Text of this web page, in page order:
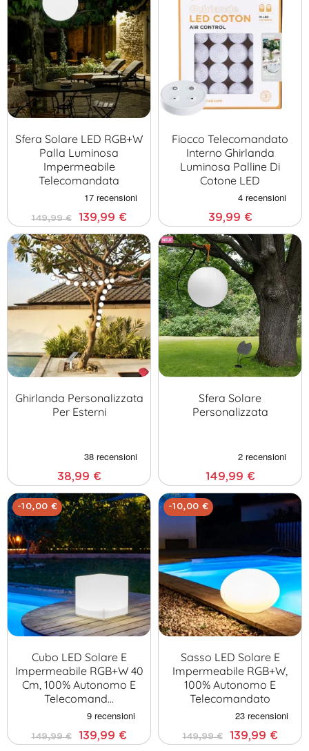
Sfera Solare LED RGB+W
Palla Luminosa
Impermeabile
Telecomandata
149,99 € 139,99 €
Fiocco Telecomandato
Interno Ghirlanda
Luminosa Palline Di
Cotone LED
39,99 €
Ghirlanda Personalizzata
Per Esterni
38,99 €
Sfera Solare
Personalizzata
149,99 €
-10,00 €
Cubo LED Solare E
Impermeabile RGB+W 40
Cm, 100% Autonomo E
Telecomand…
149,99 € 139,99 €
-10,00 €
Sasso LED Solare E
Impermeabile RGB+W,
100% Autonomo E
Telecomandato
149,99 € 139,99 €